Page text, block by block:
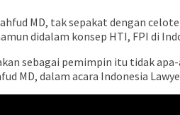
MD, tak sepakat dengan
didalam konsep HTI, FPI di
sebagai pemimpin itu tidak
MD, dalam acara Indonesia